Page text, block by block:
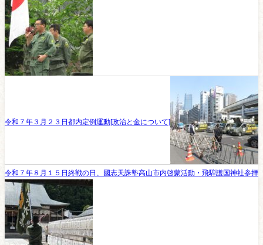
令和７年３月２３日都内定例運動[政治と金について]
令和７年８月１５日終戦の日、國志天誅塾高山市内啓蒙活動・飛騨護国神社参拝